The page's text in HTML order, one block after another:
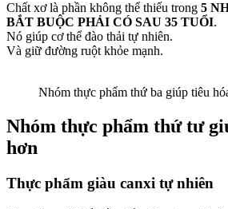
Chất xơ là phần không thể thiếu trong 5
BẮT BUỘC PHẢI CÓ SAU 35 TUỔI.
Nó giúp cơ thể đào thải tự nhiên.
Và giữ đường ruột khỏe mạnh.
Nhóm thực phẩm thứ ba giúp tiêu
Nhóm thực phẩm thứ tư
hơn
Thực phẩm giàu canxi tự nhiên